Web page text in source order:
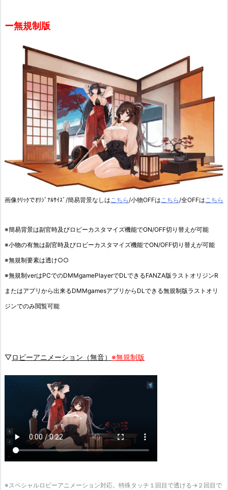
ー無規制版
画像ｸﾘｯｸでｵﾘｼﾞﾅﾙｻｲｽﾞ/簡易背景なしはこちら/小物OFFはこちら/全OFFはこちら
※簡易背景は副官時及びロビーカスタマイズ機能でON/OFF切り替えが可能
※小物の有無は副官時及びロビーカスタマイズ機能でON/OFF切り替えが可能
※無規制要素は透け○○
※無規制verはPCでのDMMgamePlayerでDLできるFANZA版ラストオリジンR
またはアプリから出来るDMMgamesアプリからDLできる無規制版ラストオリ
ジンでのみ閲覧可能
▽ロビーアニメーション（無音） ※無規制版
※スペシャルロビーアニメーション対応。特殊タッチ１回目で透ける→２回目で